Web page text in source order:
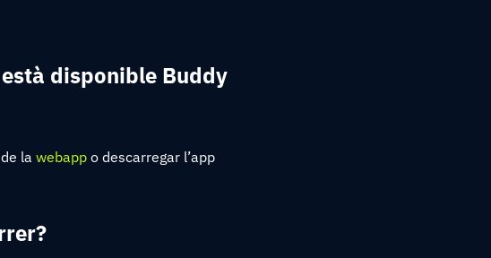
disponible Buddy
la webapp o descarregar l’app